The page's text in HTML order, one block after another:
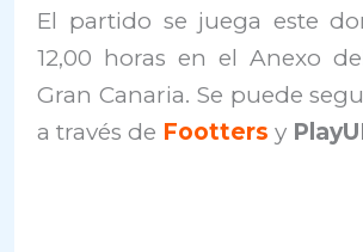
El partido se juega este
12,00 horas en el Anexo
Gran Canaria. Se puede
a través de Footters y